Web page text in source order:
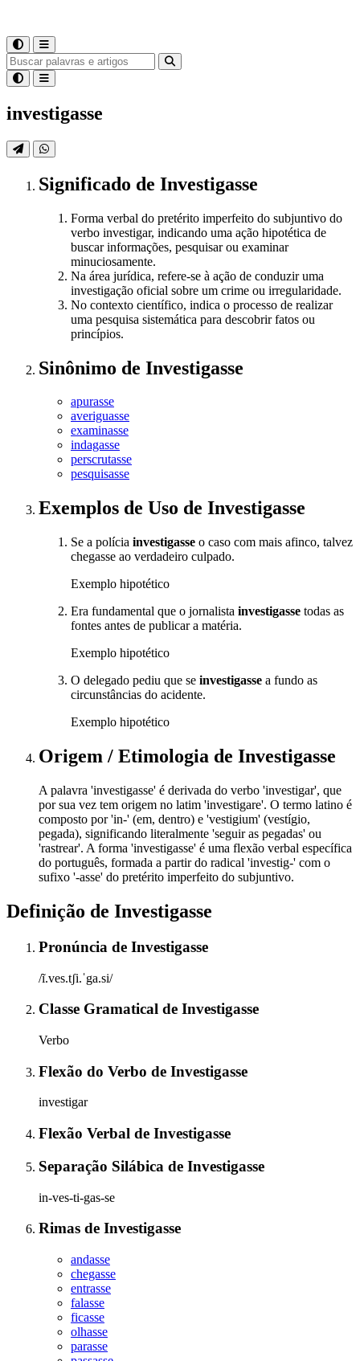
investigasse
Significado de Investigasse
Forma verbal do pretérito imperfeito do subjuntivo do
verbo investigar, indicando uma ação hipotética de
buscar informações, pesquisar ou examinar
minuciosamente.
Na área jurídica, refere-se à ação de conduzir uma
investigação oficial sobre um crime ou irregularidade.
No contexto científico, indica o processo de realizar
uma pesquisa sistemática para descobrir fatos ou
princípios.
Sinônimo de Investigasse
apurasse
averiguasse
examinasse
indagasse
perscrutasse
pesquisasse
Exemplos de Uso de Investigasse
Se a polícia investigasse o caso com mais afinco, talvez
chegasse ao verdadeiro culpado.
Exemplo hipotético
Era fundamental que o jornalista investigasse todas as
fontes antes de publicar a matéria.
Exemplo hipotético
O delegado pediu que se investigasse a fundo as
circunstâncias do acidente.
Exemplo hipotético
Origem / Etimologia de Investigasse
A palavra 'investigasse' é derivada do verbo 'investigar', que
por sua vez tem origem no latim 'investigare'. O termo latino é
composto por 'in-' (em, dentro) e 'vestigium' (vestígio,
pegada), significando literalmente 'seguir as pegadas' ou
'rastrear'. A forma 'investigasse' é uma flexão verbal específica
do português, formada a partir do radical 'investig-' com o
sufixo '-asse' do pretérito imperfeito do subjuntivo.
Definição de Investigasse
Pronúncia de Investigasse
/ĩ.ves.tʃi.ˈga.si/
Classe Gramatical de Investigasse
Verbo
Flexão do Verbo de Investigasse
investigar
Flexão Verbal de Investigasse
Separação Silábica de Investigasse
in-ves-ti-gas-se
Rimas de Investigasse
andasse
chegasse
entrasse
falasse
ficasse
olhasse
parasse